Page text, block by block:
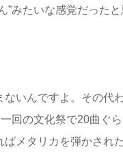
みたいな感覚だったと
いんですよ。その代
回の文化祭で20曲ぐ
メタリカを弾かさ